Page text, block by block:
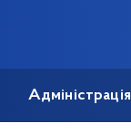
Адміністрація